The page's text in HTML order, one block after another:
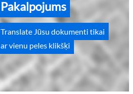
Pakalpojums
Translate Jūsu dokumenti tikai
ar vienu peles klikšķi